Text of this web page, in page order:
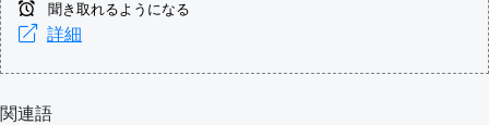
聞き取れるようになる
詳細
関連語